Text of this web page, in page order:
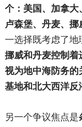
个：美国、加拿大
卢森堡、丹麦、挪
一选择既考虑了地
挪威和丹麦控制着
视为地中海防务的
基地和北大西洋反
另一个争议焦点是